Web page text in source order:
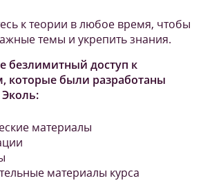
к теории в любое время, чтобы
темы и укрепить знания.
безлимитный доступ к
которые были разработаны
материалы
материалы курса